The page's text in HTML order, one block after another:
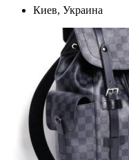
Киев, Украина